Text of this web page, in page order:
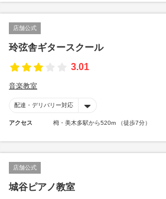
店舗公式
玲弦舎ギタースクール
3.01
音楽教室
配達・デリバリー対応
アクセス 栂・美木多駅から520m （徒歩7分）
店舗公式
城谷ピアノ教室